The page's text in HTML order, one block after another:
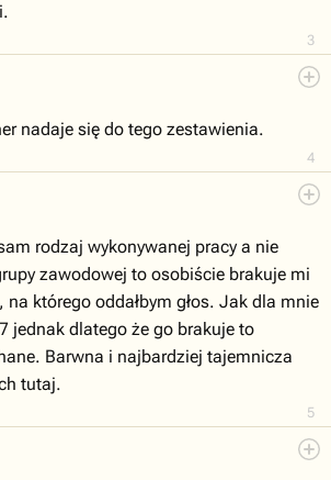
3
4
nadaje się do tego zestawienia.
5
rodzaj wykonywanej pracy a nie
zawodowej to osobiście brakuje mi
którego oddałbym głos. Jak dla mnie
jednak dlatego że go brakuje to
Barwna i najbardziej tajemnicza
tutaj.